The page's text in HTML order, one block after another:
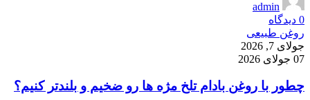
admin
0 دیدگاه
روغن طبیعی
جولای 7, 2026
07 جولای 2026
چطور با روغن بادام تلخ مژه ها رو ضخیم و بلندتر کنیم؟